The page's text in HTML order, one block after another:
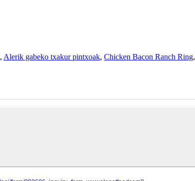
, Alerik gabeko txakur pintxoak, Chicken Bacon Ranch Ring,